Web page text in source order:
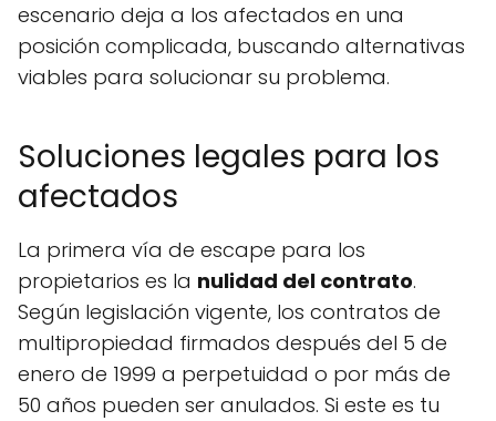
escenario deja a los afectados en una
posición complicada, buscando alternativas
viables para solucionar su problema.
Soluciones legales para los
afectados
La primera vía de escape para los
propietarios es la nulidad del contrato.
Según legislación vigente, los contratos de
multipropiedad firmados después del 5 de
enero de 1999 a perpetuidad o por más de
50 años pueden ser anulados. Si este es tu